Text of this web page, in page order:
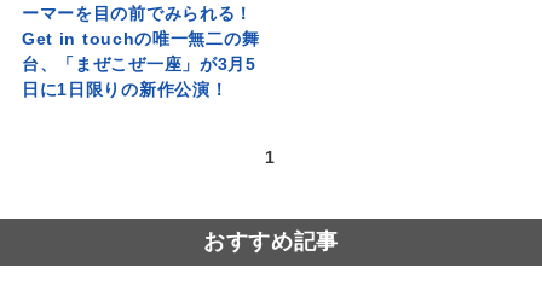
ーマーを目の前でみられる！
Get in touchの唯一無二の舞
台、「まぜこぜ一座」が3月5
日に1日限りの新作公演！
1
おすすめ記事